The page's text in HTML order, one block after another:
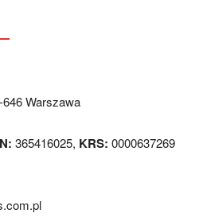
Warszawa
365416025, KRS: 0000637269